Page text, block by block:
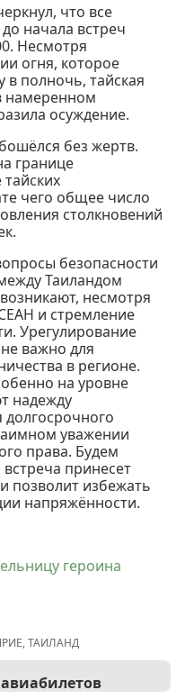
что все
начала встреч
Несмотря
огня, которое
в полночь, тайская
намеренном
осуждение.
без жертв.
границе
чего общее число
столкновений
безопасности
Таиландом
несмотря
и стремление
Урегулирование
важно для
в регионе.
на уровне
надежду
уважении
права. Будем
принесет
позволит избежать
напряжённости.
героина
,ТАИЛАНД